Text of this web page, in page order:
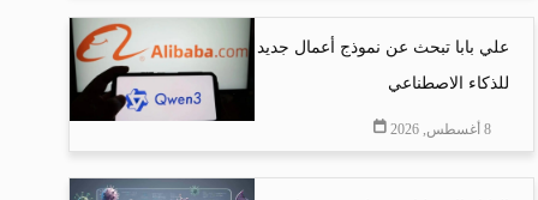
علي بابا تبحث عن نموذج أعمال جديد
للذكاء الاصطناعي
8 أغسطس, 2026